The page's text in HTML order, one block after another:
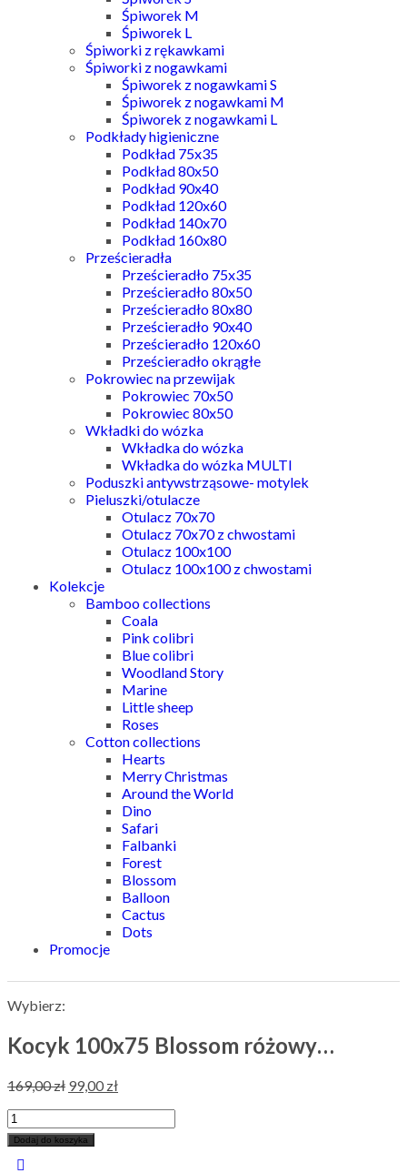
Śpiworek M
Śpiworek L
Śpiworki z rękawkami
Śpiworki z nogawkami
Śpiworek z nogawkami S
Śpiworek z nogawkami M
Śpiworek z nogawkami L
Podkłady higieniczne
Podkład 75x35
Podkład 80x50
Podkład 90x40
Podkład 120x60
Podkład 140x70
Podkład 160x80
Prześcieradła
Prześcieradło 75x35
Prześcieradło 80x50
Prześcieradło 80x80
Prześcieradło 90x40
Prześcieradło 120x60
Prześcieradło okrągłe
Pokrowiec na przewijak
Pokrowiec 70x50
Pokrowiec 80x50
Wkładki do wózka
Wkładka do wózka
Wkładka do wózka MULTI
Poduszki antywstrząsowe- motylek
Pieluszki/otulacze
Otulacz 70x70
Otulacz 70x70 z chwostami
Otulacz 100x100
Otulacz 100x100 z chwostami
Kolekcje
Bamboo collections
Coala
Pink colibri
Blue colibri
Woodland Story
Marine
Little sheep
Roses
Cotton collections
Hearts
Merry Christmas
Around the World
Dino
Safari
Falbanki
Forest
Blossom
Balloon
Cactus
Dots
Promocje
Wybierz:
Kocyk 100x75 Blossom różowy…
169,00zł 99,00 zł
Dodaj do koszyka